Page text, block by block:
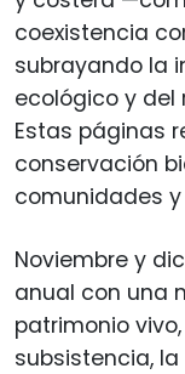
coexistencia
subrayando la
ecológico y del
Estas páginas
conservación
comunidades y
Noviembre y
anual con una
patrimonio
subsistencia,